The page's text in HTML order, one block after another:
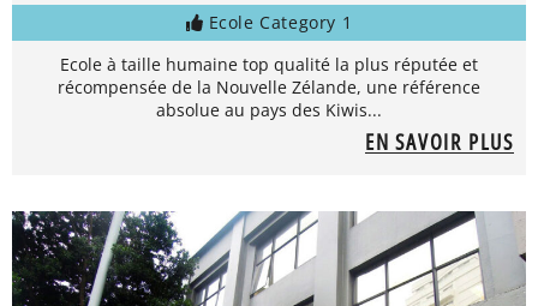
Ecole Category 1
Ecole à taille humaine top qualité la plus réputée et
récompensée de la Nouvelle Zélande, une référence
absolue au pays des Kiwis...
EN SAVOIR PLUS